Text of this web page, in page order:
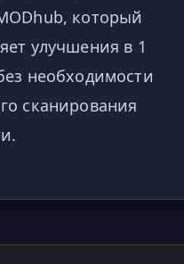
который
улучшения в 1
необходимости
сканирования